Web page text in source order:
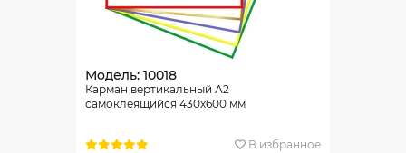
Модель: 10018
Карман вертикальный А2
самоклеящийся 430х600 мм
В избранное